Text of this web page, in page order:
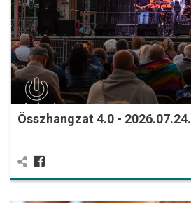
Összhangzat 4.0 - 2026.07.24.